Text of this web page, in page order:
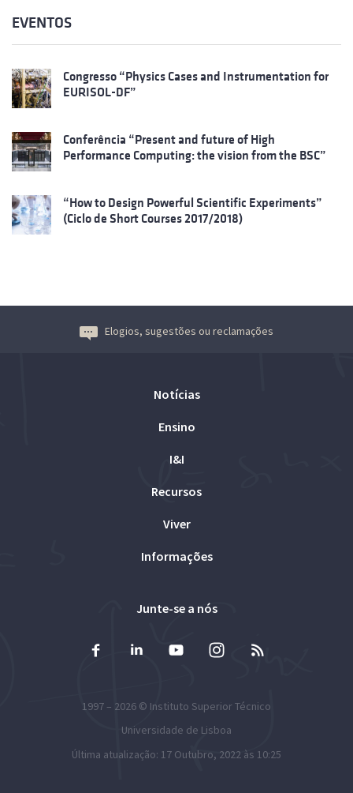
EVENTOS
Congresso “Physics Cases and Instrumentation for
EURISOL-DF”
Conferência “Present and future of High
Performance Computing: the vision from the BSC”
“How to Design Powerful Scientific Experiments”
(Ciclo de Short Courses 2017/2018)
Elogios, sugestões ou reclamações
Notícias
Ensino
I&I
Recursos
Viver
Informações
Junte-se a nós
1997 – 2026 © Instituto Superior Técnico
Universidade de Lisboa
Última atualização: 17 Outubro, 2022 às 10:25